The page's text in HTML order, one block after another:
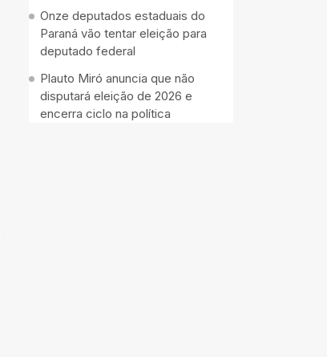
Onze deputados estaduais do
Paraná vão tentar eleição para
deputado federal
Plauto Miró anuncia que não
disputará eleição de 2026 e
encerra ciclo na política